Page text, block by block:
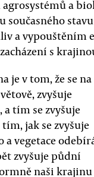
a
současného
a vypouštěním
s
je v tom, že se na
zvyšuje
tím se zvyšuje
jak se zvyšuje
a vegetace
zvyšuje půdní
naši krajinu